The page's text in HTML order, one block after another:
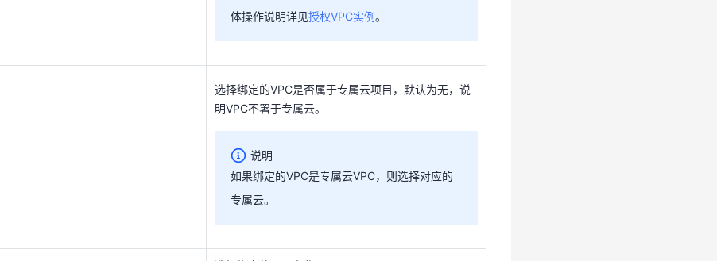
专属云。
体操作说明详见授权VPC实例。
选择绑定的VPC是否属于专属云项目，默认为无，说
明VPC不署于专属云。
说明
如果绑定的VPC是专属云VPC，则选择对应的
专属云。